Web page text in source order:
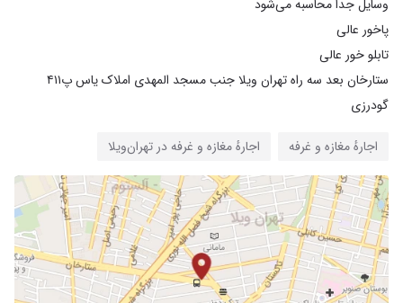
ستارخان بعد سه راه تهران ویلا جنب مسجد المهدی املاک یاس پ۴۱۱
گودرزی
اجارهٔ مغازه و غرفه اجارهٔ مغازه و غرفه در تهران‌ویلا